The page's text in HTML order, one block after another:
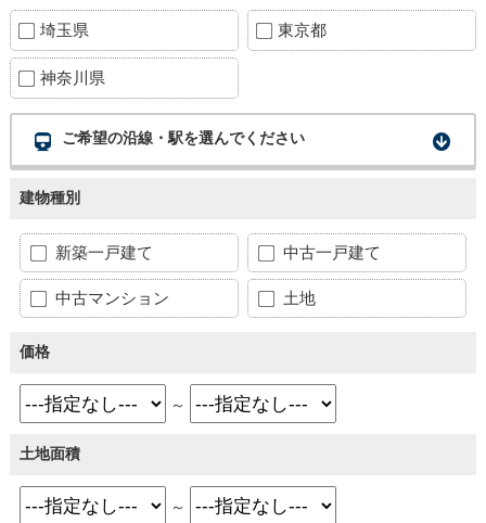
埼玉県 東京都
神奈川県
ご希望の沿線・駅を選んでください
建物種別
新築一戸建て 中古一戸建て
中古マンション 土地
価格
～
土地面積
～